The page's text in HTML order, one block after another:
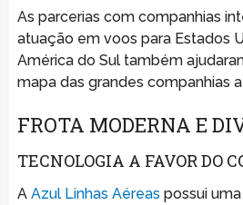
As parcerias com companhias
atuação em voos para Estados
América do Sul também
mapa das grandes companhias
FROTA MODERNA E
TECNOLOGIA A FAVOR DO
A Azul Linhas Aéreas possui